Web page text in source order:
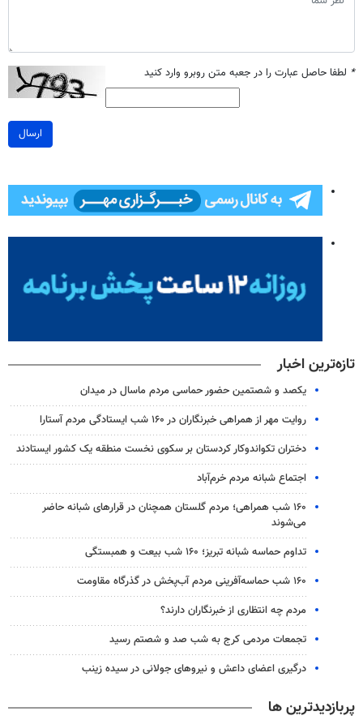
* لطفا حاصل عبارت را در جعبه متن روبرو وارد کنید
ارسال
تازه‌ترین اخبار
یکصد و شصتمین حضور حماسی مردم ماسال در میدان
روایت مهر از همراهی خبرنگاران در ۱۶۰ شب ایستادگی مردم آستارا
دختران تکواندوکار کردستان بر سکوی نخست منطقه یک کشور ایستادند
اجتماع شبانه مردم خرم‌آباد
۱۶۰ شب همراهی؛ مردم گلستان همچنان در قرارهای شبانه حاضر
می‌شوند
تداوم حماسه شبانه تبریز؛ ۱۶۰ شب بیعت و همبستگی
۱۶۰ شب حماسه‌آفرینی مردم آب‌پخش در گذرگاه مقاومت
مردم چه انتظاری از خبرنگاران دارند؟
تجمعات مردمی کرج به شب صد و شصتم رسید
درگیری اعضای داعش و نیروهای جولانی در سیده زینب
پربازدیدترین ها